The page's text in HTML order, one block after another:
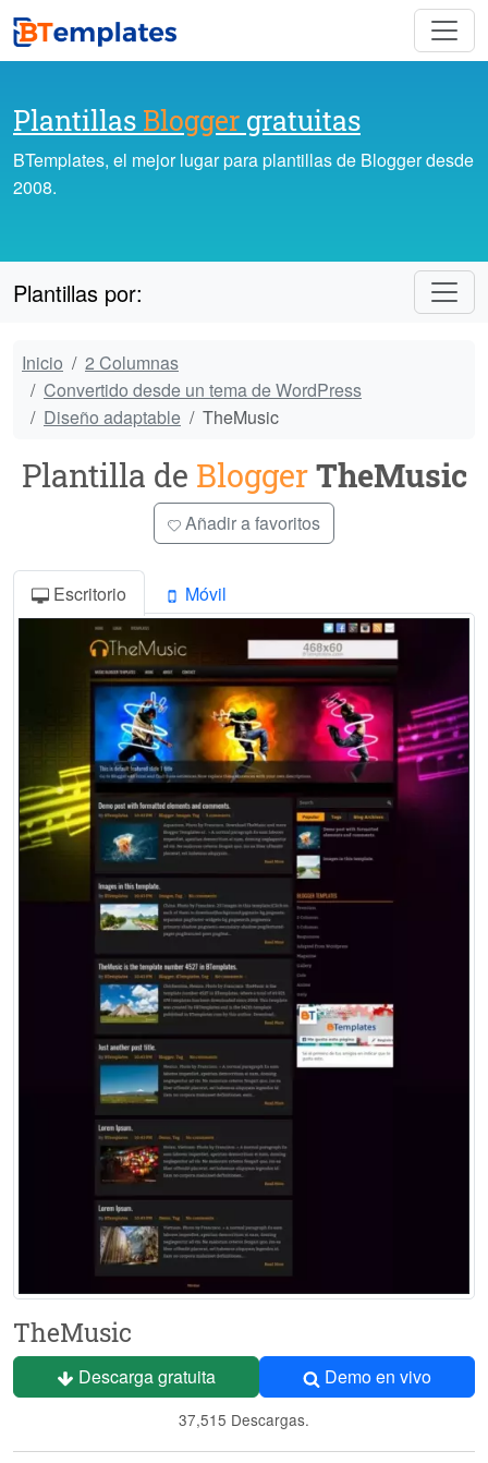
Plantillas Blogger gratuitas
BTemplates, el mejor lugar para plantillas de Blogger desde
2008.
Plantillas por:
Inicio
2 Columnas
Convertido desde un tema de WordPress
Diseño adaptable
TheMusic
Plantilla de BloggerTheMusic
Añadir a favoritos
TheMusic
Descarga gratuita Demo en vivo
37,515 Descargas.
Escritorio Móvil